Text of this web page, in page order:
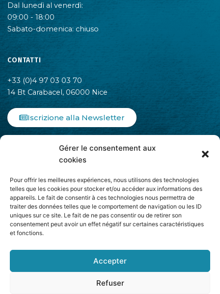
Gérer le consentement aux
cookies
Pour offrir les meilleures expériences, nous utilisons des technologies
telles que les cookies pour stocker et/ou accéder aux informations des
appareils. Le fait de consentir à ces technologies nous permettra de
traiter des données telles que le comportement de navigation ou les ID
uniques sur ce site. Le fait de ne pas consentir ou de retirer son
consentement peut avoir un effet négatif sur certaines caractéristiques
et fonctions.
Accepter
Refuser
Dal lunedì al venerdì:
09:00 - 18:00
Sabato-domenica: chiuso
CONTATTI
+33 (0)4 97 03 03 70
14 Bt Carabacel, 06000 Nice
Iscrizione alla Newsletter
b
o
o
k
-
f
a
g
r
a
m
i
n
e
d
i
n
-
i
Aderisce ad